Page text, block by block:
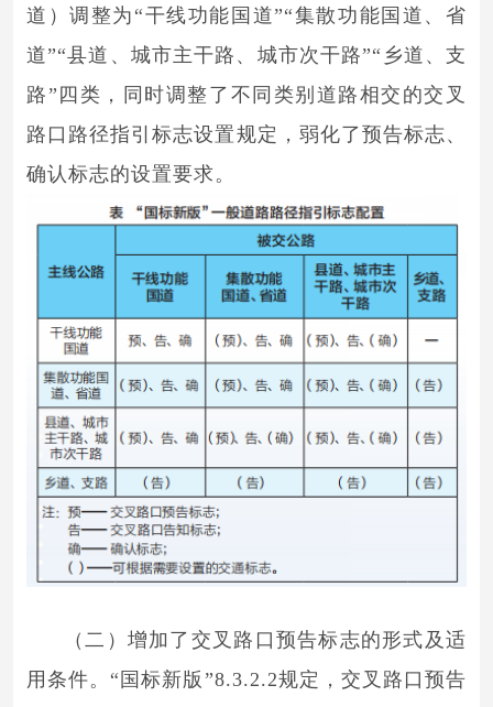
道）调整为“干线功能国道”“集散功能国道、省
道”“县道、城市主干路、城市次干路”“乡道、支
路”四类，同时调整了不同类别道路相交的交叉
路口路径指引标志设置规定，弱化了预告标志、
确认标志的设置要求。
（二）增加了交叉路口预告标志的形式及适
用条件。“国标新版”8.3.2.2规定，交叉路口预告